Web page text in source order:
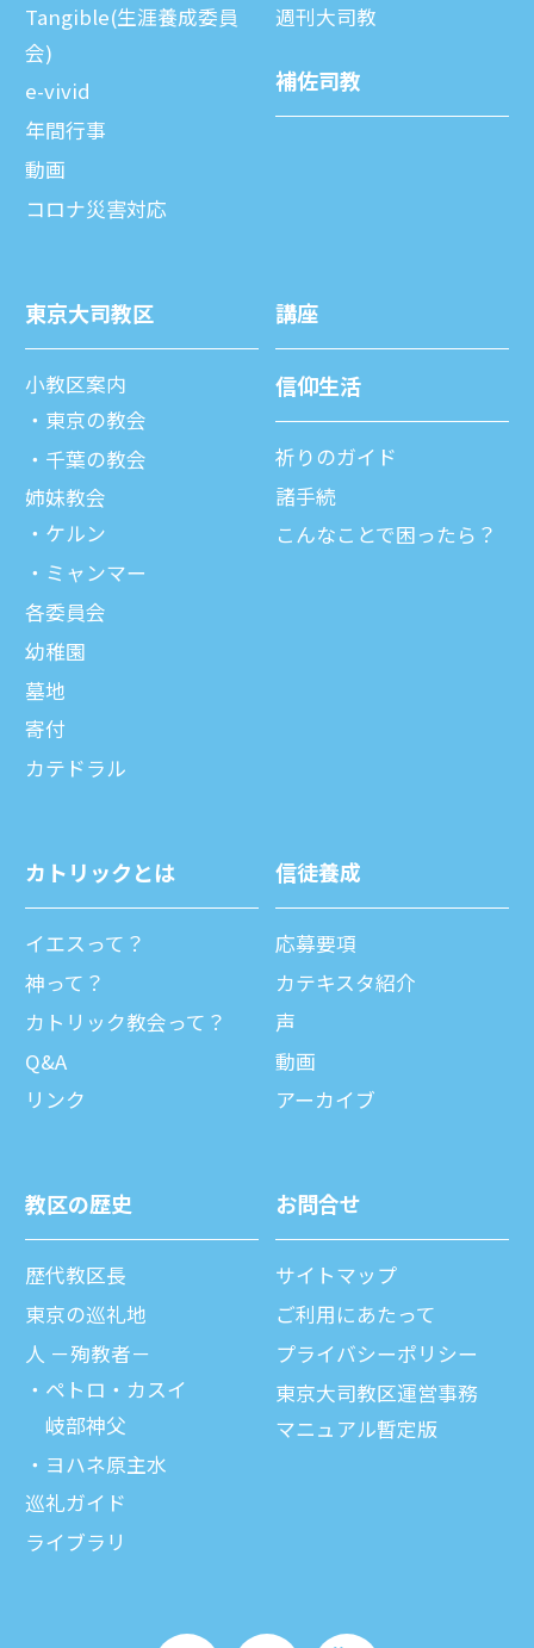
Tangible(生涯養成委員
会)
e-vivid
年間⾏事
動画
コロナ災害対応
週刊⼤司教
補佐司教
東京⼤司教区
⼩教区案内
東京の教会
千葉の教会
姉妹教会
ケルン
ミャンマー
各委員会
幼稚園
墓地
寄付
カテドラル
講座
信仰⽣活
祈りのガイド
諸⼿続
こんなことで困ったら？
カトリックとは
イエスって？
神って？
カトリック教会って？
Q&A
リンク
信徒養成
応募要項
カテキスタ紹介
声
動画
アーカイブ
教区の歴史
歴代教区⻑
東京の巡礼地
⼈ －殉教者－
ペトロ・カスイ
岐部神父
ヨハネ原主水
巡礼ガイド
ライブラリ
お問合せ
サイトマップ
ご利⽤にあたって
プライバシーポリシー
東京大司教区運営事務
マニュアル暫定版